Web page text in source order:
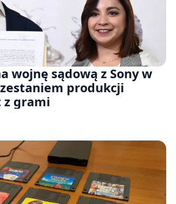
wojnę sądową z Sony w
produkcji
z grami